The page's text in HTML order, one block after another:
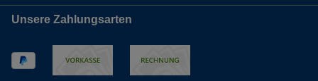
Unsere Zahlungsarten